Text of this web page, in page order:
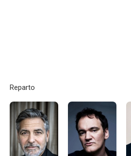
Reparto